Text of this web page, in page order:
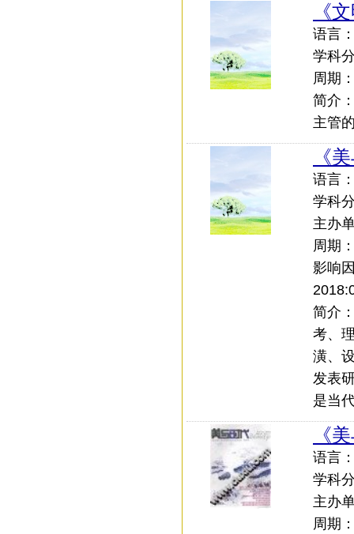
《
语言
学科
周期
简介
主管
《
语言
学科
主办
周期
影响
简介
考、
潢、
发表
是当
《
语言
学科
主办
周期